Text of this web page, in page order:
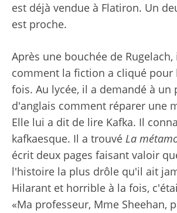
est déjà vendue à Flatiron. Un
est proche.
Après une bouchée de
comment la fiction a cliqué pour
fois. Au lycée, il a demandé à un
d'anglais comment réparer une
Elle lui a dit de lire Kafka. Il
kafkaesque. Il a trouvé La
écrit deux pages faisant valoir
l'histoire la plus drôle qu'il ait
Hilarant et horrible à la fois,
«Ma professeur, Mme Sheehan,